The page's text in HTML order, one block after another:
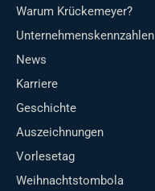
Warum Krückemeyer?
Unternehmenskennzahlen
News
Karriere
Geschichte
Auszeichnungen
Vorlesetag
Weihnachtstombola